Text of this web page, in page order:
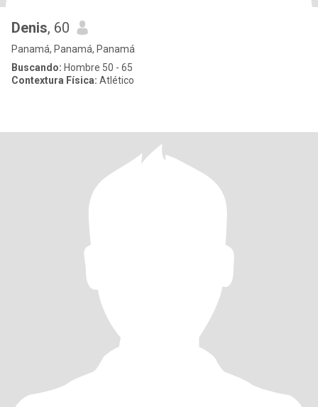
Denis, 60
Panamá, Panamá, Panamá
Buscando: Hombre 50 - 65
Contextura Física: Atlético